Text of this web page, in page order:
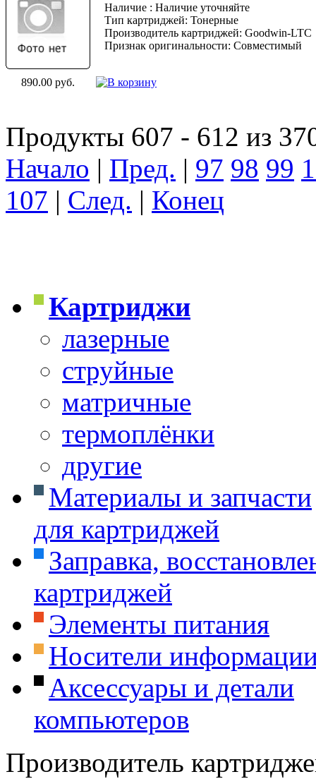
Наличие : Наличие уточняйте
Тип картриджей: Тонерные
Производитель картриджей: Goodwin-LTC
Признак оригинальности: Совместимый
890.00 руб.
Продукты 607 - 612 из
Начало | Пред. | 97 98 99
107 | След. | Конец
Картриджи
лазерные
струйные
матричные
термоплёнки
другие
Материалы и запчасти
для картриджей
Заправка,
картриджей
Элементы питания
Носители
Аксессуары и детали
компьютеров
Производитель